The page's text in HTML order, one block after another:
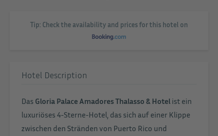
Tip: Check the availability and prices for this hotel on
Hotel Description
Das Gloria Palace Amadores Thalasso & Hotel ist ein
luxuriöses 4-Sterne-Hotel, das sich auf einer Klippe
zwischen den Stränden von Puerto Rico und